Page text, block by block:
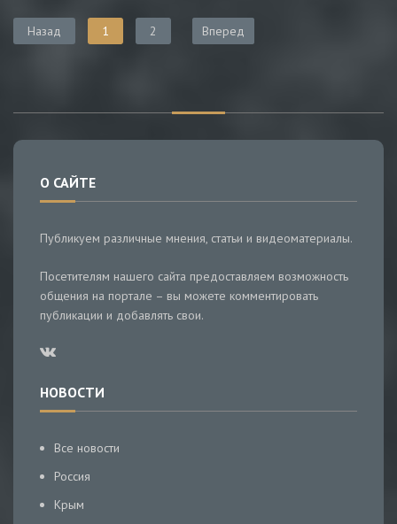
Назад 1 2 Вперед
О САЙТЕ
Публикуем различные мнения, статьи и видеоматериалы.
Посетителям нашего сайта предоставляем возможность
общения на портале – вы можете комментировать
публикации и добавлять свои.
НОВОСТИ
Все новости
Россия
Крым